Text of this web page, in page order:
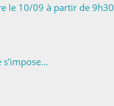
le 10/09 à partir de 9h30
s’impose…